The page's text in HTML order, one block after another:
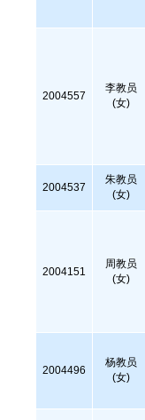
2004557
李教员
(女)
2004537
朱教员
(女)
2004151
周教员
(女)
2004496
杨教员
(女)